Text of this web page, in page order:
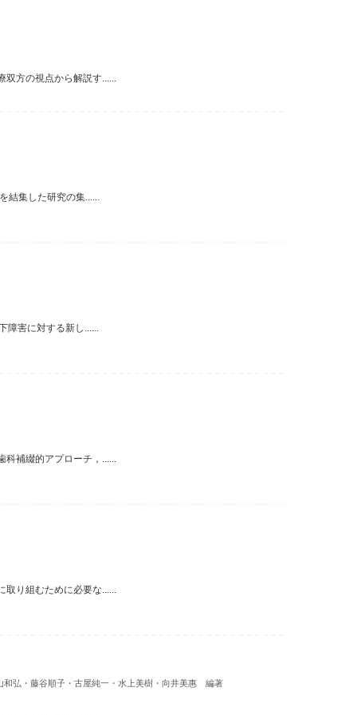
双方の視点から解説す......
結集した研究の集......
障害に対する新し......
科補綴的アプローチ，......
取り組むために必要な......
弘・藤谷順子・古屋純一・水上美樹・向井美惠 編著